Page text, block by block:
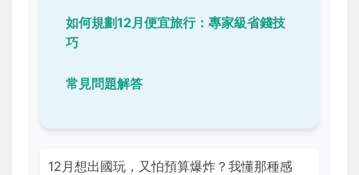
如何規劃12月便宜旅行：專家級省錢技
巧
常見問題解答
12月想出國玩，又怕預算爆炸？我懂那種感